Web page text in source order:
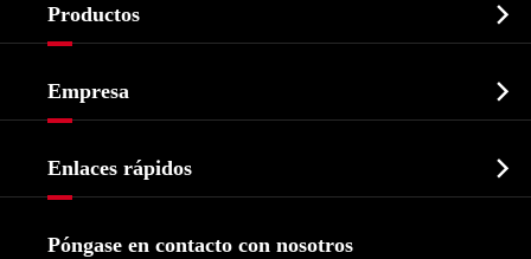
Productos 
Bioquímico
Agroquímicos e intermedios
Ingredientes Cosméticos
Empresa 
Historia de la empresa
Enlaces rápidos 
Póngase en contacto con nosotros